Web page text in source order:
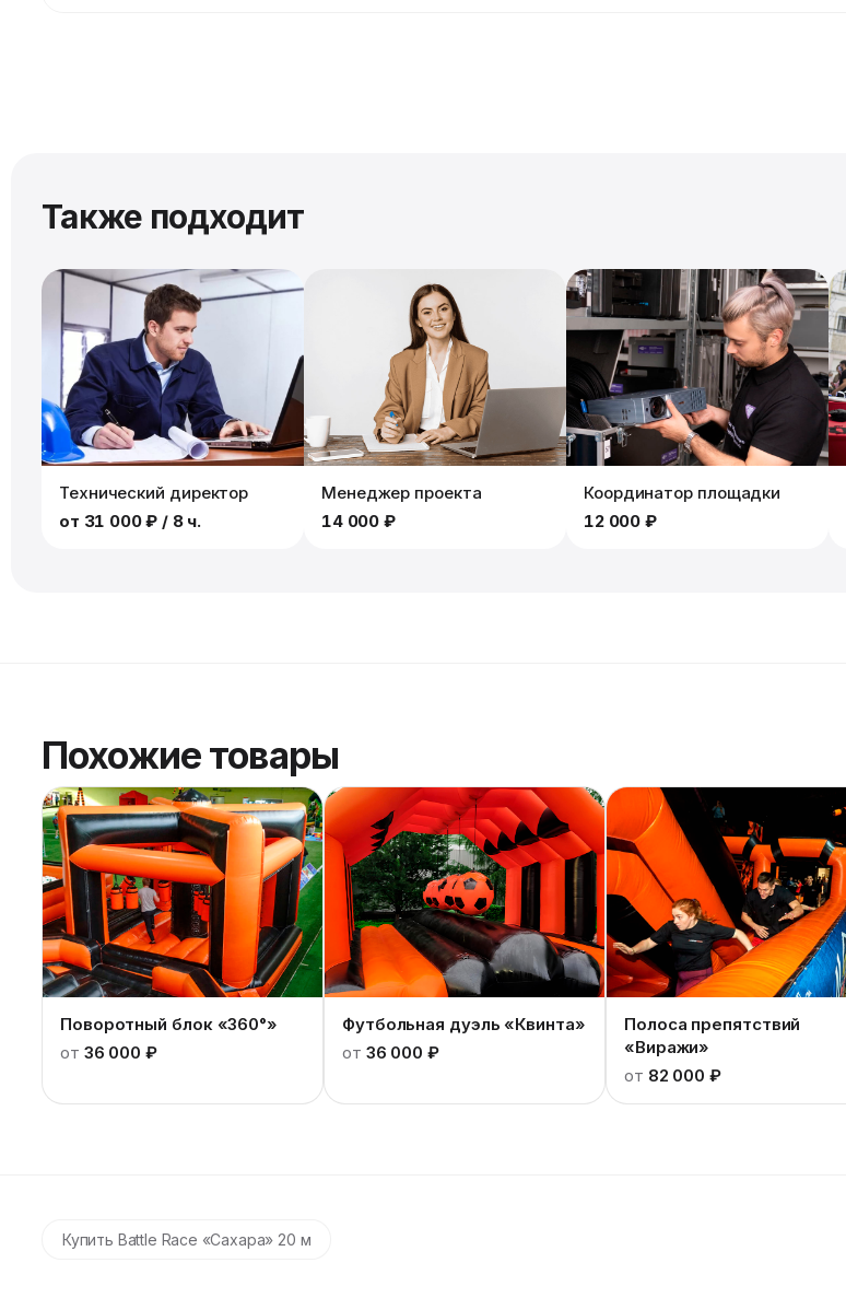
Также подходит
Технический директор
от 31 000 ₽ / 8 ч.
Менеджер проекта
14 000 ₽
Координатор площадки
12 000 ₽
Похожие товары
Поворотный блок «360°»
от 36 000 ₽
Футбольная дуэль «Квинта»
от 36 000 ₽
Полоса препятствий
«Виражи»
от 82 000 ₽
Купить Battle Race «Сахара» 20 м